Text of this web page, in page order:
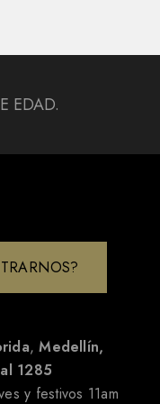
EDAD.
,Medellín,
1285
y festivos 11am